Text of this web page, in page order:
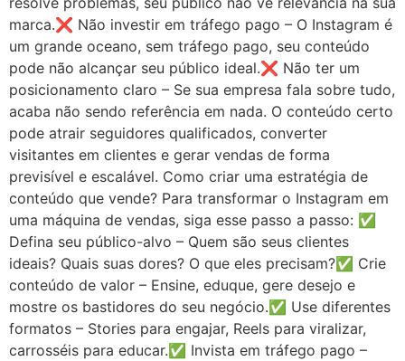
marca.❌ Não investir em tráfego pago – O Instagram é
um grande oceano, sem tráfego pago, seu conteúdo
pode não alcançar seu público ideal.❌ Não ter um
posicionamento claro – Se sua empresa fala sobre tudo,
acaba não sendo referência em nada. O conteúdo certo
pode atrair seguidores qualificados, converter
visitantes em clientes e gerar vendas de forma
previsível e escalável. Como criar uma estratégia de
conteúdo que vende? Para transformar o Instagram em
uma máquina de vendas, siga esse passo a passo: ✅
Defina seu público-alvo – Quem são seus clientes
ideais? Quais suas dores? O que eles precisam?✅ Crie
conteúdo de valor – Ensine, eduque, gere desejo e
mostre os bastidores do seu negócio.✅ Use diferentes
formatos – Stories para engajar, Reels para viralizar,
carrosséis para educar.✅ Invista em tráfego pago –